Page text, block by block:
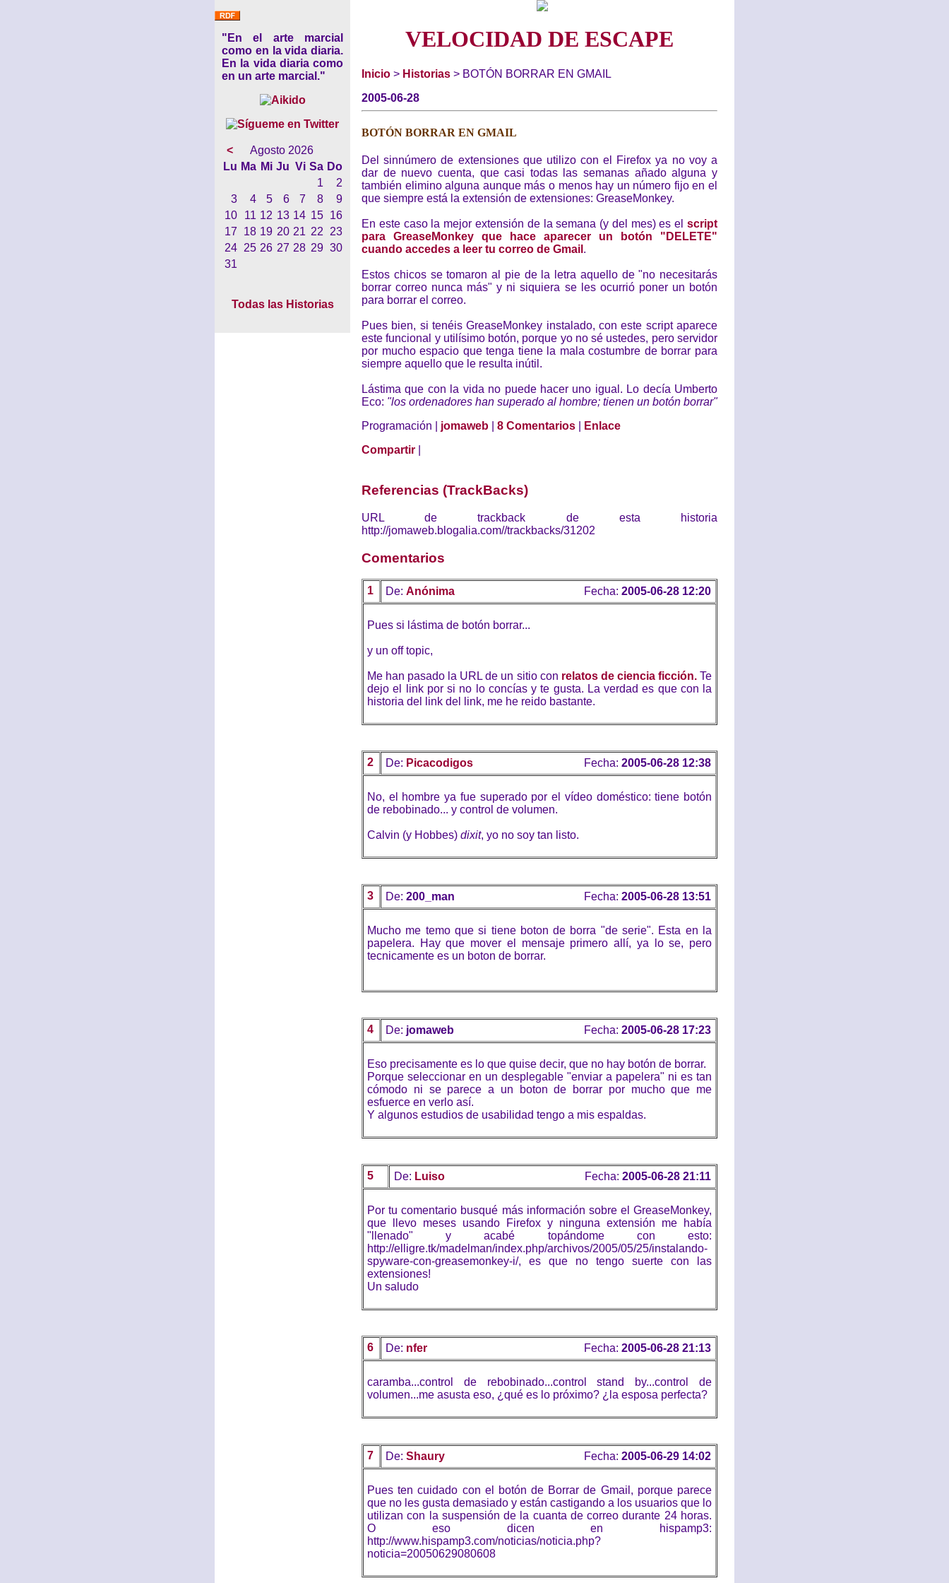
"En el arte marcial
como en la vida diaria.
En la vida diaria como
en un arte marcial."
<
Agosto 2026
Lu Ma Mi Ju Vi Sa Do
1
2
3
4 5 6 7 8
9
10
11 12 13 14 15
16
17
18 19 20 21 22
23
24
25 26 27 28 29 30
31
Todas las Historias
VELOCIDAD DE ESCAPE
Inicio > Historias > BOTÓN BORRAR EN GMAIL
2005-06-28
BOTÓN BORRAR EN GMAIL
Del sinnúmero de extensiones que utilizo con el Firefox ya no voy a
dar de nuevo cuenta, que casi todas las semanas añado alguna y
también elimino alguna aunque más o menos hay un número fijo en el
que siempre está la extensión de extensiones: GreaseMonkey.
En este caso la mejor extensión de la semana (y del mes) es el script
para GreaseMonkey que hace aparecer un botón "DELETE"
cuando accedes a leer tu correo de Gmail .
Estos chicos se tomaron al pie de la letra aquello de "no necesitarás
borrar correo nunca más" y ni siquiera se les ocurrió poner un botón
para borrar el correo.
Pues bien, si tenéis GreaseMonkey instalado, con este script aparece
este funcional y utilísimo botón, porque yo no sé ustedes, pero servidor
por mucho espacio que tenga tiene la mala costumbre de borrar para
siempre aquello que le resulta inútil.
Lástima que con la vida no puede hacer uno igual. Lo decía Umberto
Eco: "los ordenadores han superado al hombre; tienen un botón borrar"
Programación | jomaweb 8 Comentarios
Enlace
Compartir
Referencias (TrackBacks)
URL de trackback de esta historia
http://jomaweb.blogalia.com//trackbacks/31202
Comentarios
1 De: Anónima Fecha: 2005-06-28 12:20
Pues si lástima de botón borrar...
y un off topic,
Me han pasado la URL de un sitio con relatos de ciencia ficción.Te
dejo el link por si no lo concías y te gusta. La verdad es que con la
historia del link del link, me he reido bastante.
2 De: Picacodigos Fecha: 2005-06-28 12:38
No, el hombre ya fue superado por el vídeo doméstico: tiene botón
de rebobinado... y control de volumen.
Calvin (y Hobbes) dixit, yo no soy tan listo.
3 De: 200_man Fecha: 2005-06-28 13:51
Mucho me temo que si tiene boton de borra "de serie". Esta en la
papelera. Hay que mover el mensaje primero allí, ya lo se, pero
tecnicamente es un boton de borrar.
4 De: jomaweb Fecha: 2005-06-28 17:23
Eso precisamente es lo que quise decir, que no hay botón de borrar.
Porque seleccionar en un desplegable "enviar a papelera" ni es tan
cómodo ni se parece a un boton de borrar por mucho que me
esfuerce en verlo así.
Y algunos estudios de usabilidad tengo a mis espaldas.
5 De: Luiso Fecha: 2005-06-28 21:11
Por tu comentario busqué más información sobre el GreaseMonkey,
que llevo meses usando Firefox y ninguna extensión me había
"llenado" y acabé topándome con esto:
http://elligre.tk/madelman/index.php/archivos/2005/05/25/instalando-
spyware-con-greasemonkey-i/, es que no tengo suerte con las
extensiones!
Un saludo
6 De: nfer Fecha: 2005-06-28 21:13
caramba...control de rebobinado...control stand by...control de
volumen...me asusta eso, ¿qué es lo próximo? ¿la esposa perfecta?
7 De: Shaury Fecha: 2005-06-29 14:02
Pues ten cuidado con el botón de Borrar de Gmail, porque parece
que no les gusta demasiado y están castigando a los usuarios que lo
utilizan con la suspensión de la cuanta de correo durante 24 horas.
O eso dicen en hispamp3:
http://www.hispamp3.com/noticias/noticia.php?
noticia=20050629080608